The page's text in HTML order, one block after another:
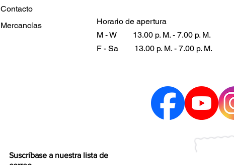
Contacto
Mercancías
Horario de apertura
M - W
13.00 p. M. - 7.00 p. M.
F - Sa
13.00 p. M. - 7.00 p. M.
Suscríbase a nuestra lista de